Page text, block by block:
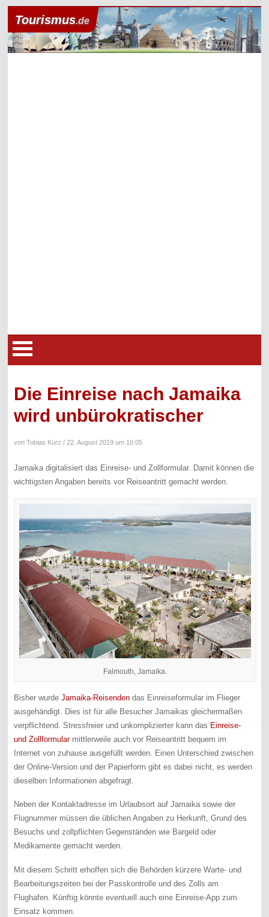
Tourismus.de
Die Einreise nach Jamaika
wird unbürokratischer
von Tobias Kurz /22. August 2019 um 16:05
Jamaika digitalisiert das Einreise- und Zollformular. Damit können die
wichtigsten Angaben bereits vor Reiseantritt gemacht werden.
Falmouth, Jamaika.
Bisher wurdeJamaika-Reisenden das Einreiseformular im Flieger
ausgehändigt. Dies ist für alle Besucher Jamaikas gleichermaßen
verpflichtend. Stressfreier und unkomplizierter kann das Einreise-
und Zollformularmittlerweile auch vor Reiseantritt bequem im
Internet von zuhause ausgefüllt werden. Einen Unterschied zwischen
der Online-Version und der Papierform gibt es dabei nicht, es werden
dieselben Informationen abgefragt.
Neben der Kontaktadresse im Urlaubsort auf Jamaika sowie der
Flugnummer müssen die üblichen Angaben zu Herkunft, Grund des
Besuchs und zollpflichten Gegenständen wie Bargeld oder
Medikamente gemacht werden.
Mit diesem Schritt erhoffen sich die Behörden kürzere Warte- und
Bearbeitungszeiten bei der Passkontrolle und des Zolls am
Flughafen. Künftig könnte eventuell auch eine Einreise-App zum
Einsatz kommen.